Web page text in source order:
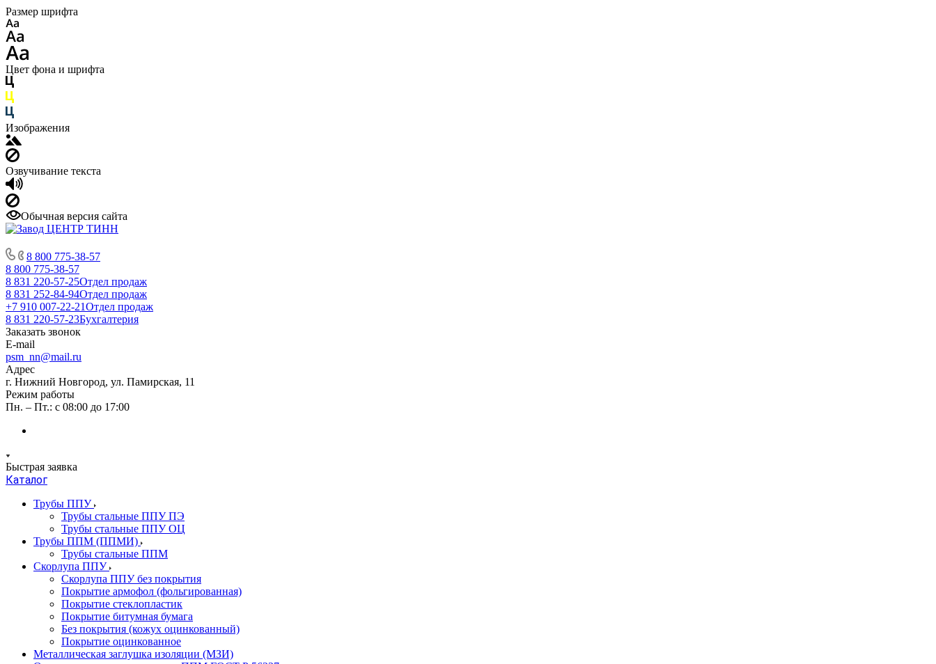
Размер шрифта
Цвет фона и шрифта
Изображения
Озвучивание текста
Обычная версия сайта
8 800 775-38-57
8 800 775-38-57
8 831 220-57-25Отдел продаж
8 831 252-84-94Отдел продаж
+7 910 007-22-21Отдел продаж
8 831 220-57-23Бухгалтерия
Заказать звонок
E-mail
psm_nn@mail.ru
Адрес
г. Нижний Новгород, ул. Памирская, 11
Режим работы
Пн. – Пт.: с 08:00 до 17:00
Быстрая заявка
Каталог
Трубы ППУ
Трубы стальные ППУ ПЭ
Трубы стальные ППУ ОЦ
Трубы ППМ (ППМИ)
Трубы стальные ППМ
Скорлупа ППУ
Скорлупа ППУ без покрытия
Покрытие армофол (фольгированная)
Покрытие стеклопластик
Покрытие битумная бумага
Без покрытия (кожух оцинкованный)
Покрытие оцинкованное
Металлическая заглушка изоляции (МЗИ)